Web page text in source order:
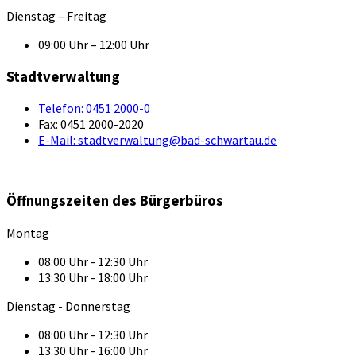
Dienstag – Freitag
09:00 Uhr – 12:00 Uhr
Stadtverwaltung
Telefon: 0451 2000-0
Fax: 0451 2000-2020
E-Mail: stadtverwaltung@bad-schwartau.de
Öffnungszeiten des Bürgerbüros
Montag
08:00 Uhr - 12:30 Uhr
13:30 Uhr - 18:00 Uhr
Dienstag - Donnerstag
08:00 Uhr - 12:30 Uhr
13:30 Uhr - 16:00 Uhr